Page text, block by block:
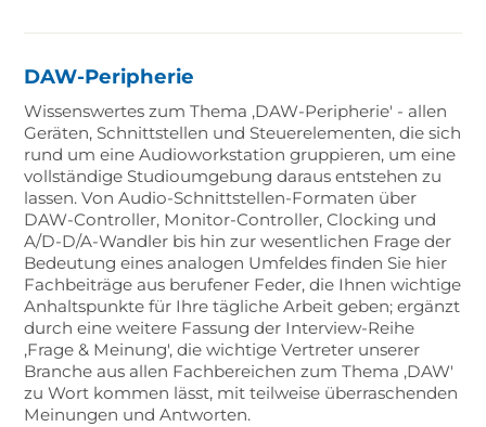
DAW-Peripherie
Wissenswertes zum Thema ‚DAW-Peripherie' - allen
Geräten, Schnittstellen und Steuerelementen, die sich
rund um eine Audioworkstation gruppieren, um eine
vollständige Studioumgebung daraus entstehen zu
lassen. Von Audio-Schnittstellen-Formaten über
DAW-Controller, Monitor-Controller, Clocking und
A/D-D/A-Wandler bis hin zur wesentlichen Frage der
Bedeutung eines analogen Umfeldes finden Sie hier
Fachbeiträge aus berufener Feder, die Ihnen wichtige
Anhaltspunkte für Ihre tägliche Arbeit geben; ergänzt
durch eine weitere Fassung der Interview-Reihe
‚Frage & Meinung', die wichtige Vertreter unserer
Branche aus allen Fachbereichen zum Thema ‚DAW'
zu Wort kommen lässt, mit teilweise überraschenden
Meinungen und Antworten.